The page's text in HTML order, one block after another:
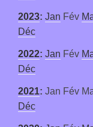
2023: Jan Fév
Déc
2022: Jan Fév
Déc
2021: Jan Fév
Déc